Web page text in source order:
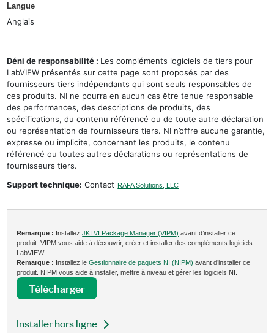
Langue
Anglais
Déni de responsabilité : Les compléments logiciels de tiers pour
LabVIEW présentés sur cette page sont proposés par des
fournisseurs tiers indépendants qui sont seuls responsables de
ces produits. NI ne pourra en aucun cas être tenue responsable
des performances, des descriptions de produits, des
spécifications, du contenu référencé ou de toute autre déclaration
ou représentation de fournisseurs tiers. NI n’offre aucune garantie,
expresse ou implicite, concernant les produits, le contenu
référencé ou toutes autres déclarations ou représentations de
fournisseurs tiers.
Support technique: Contact RAFA Solutions, LLC
Remarque : InstallezJKI VI Package Manager (VIPM) avant d’installer ce
produit. VIPM vous aide à découvrir, créer et installer des compléments logiciels
LabVIEW.
Remarque : Installez leGestionnaire de paquets NI (NIPM) avant d’installer ce
produit. NIPM vous aide à installer, mettre à niveau et gérer les logiciels NI.
Télécharger
Installer hors ligne